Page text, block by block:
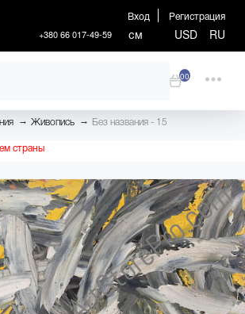
Вход Регистрация
+380 66 017-49-59 см USD RU
00
→ Живопись → Без названия - 15
страны